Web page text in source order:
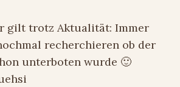
gilt trotz Aktualität: Immer
recherchieren ob der
unterboten wurde 🙂